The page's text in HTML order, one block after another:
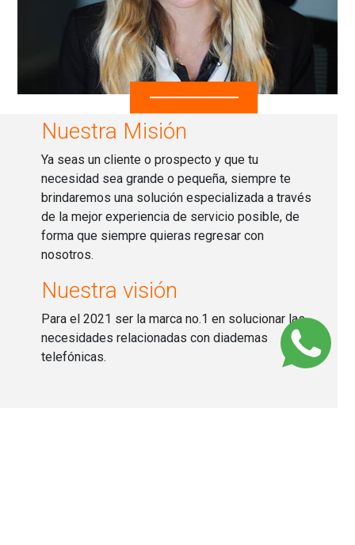
Nuestra Misión
Ya seas un cliente o prospecto y que tu
necesidad sea grande o pequeña, siempre te
brindaremos una solución especializada a través
de la mejor experiencia de servicio posible, de
forma que siempre quieras regresar con
nosotros.
Nuestra visión
Para el 2021 ser la marca no.1 en solucionar las
necesidades relacionadas con diademas
telefónicas.